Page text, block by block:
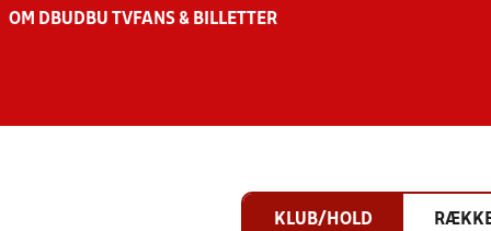
OM DBU DBU TV FANS & BILLETTER
KLUB/HOLD